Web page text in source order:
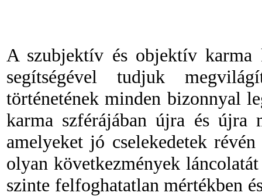
A szubjektív és objektív karma
segítségével tudjuk
történetének minden bizonnyal
karma szférájában újra és újra
amelyeket jó cselekedetek
olyan következmények
szinte felfoghatatlan mértékben